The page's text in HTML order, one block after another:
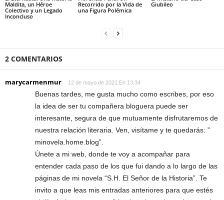
Maldita, un Héroe
Colectivo y un Legado
Inconcluso
Recorrido por la Vida de
una Figura Polémica
Giubileo
2 COMENTARIOS
marycarmenmur 12 de mayo de 2021 En 13:34
Buenas tardes, me gusta mucho como escribes, por eso
la idea de ser tu compañera bloguera puede ser
interesante, segura de que mutuamente disfrutaremos de
nuestra relación literaria. Ven, visítame y te quedarás: ”
minovela.home.blog”.
Únete a mi web, donde te voy a acompañar para
entender cada paso de los que fui dando a lo largo de las
páginas de mi novela “S.H. El Señor de la Historia”. Te
invito a que leas mis entradas anteriores para que estés